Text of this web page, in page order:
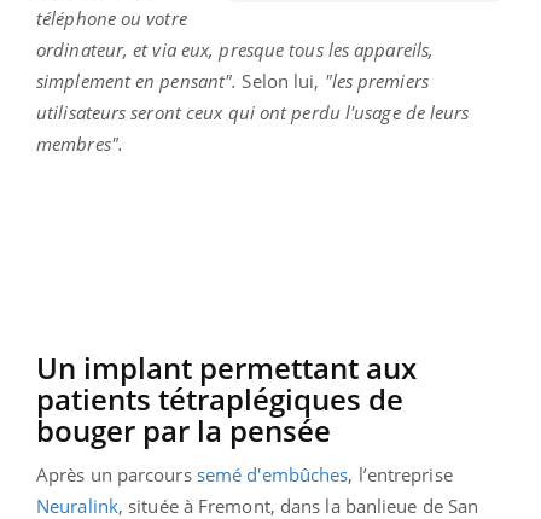
téléphone ou votre
ordinateur, et via eux, presque tous les appareils,
simplement en pensant".Selon lui, "les premiers
utilisateurs seront ceux qui ont perdu l'usage de leurs
membres".
Un implant permettant aux
patients tétraplégiques de
bouger par la pensée
Après un parcours semé d'embûches, l’entreprise
Neuralink, située à Fremont, dans la banlieue de San